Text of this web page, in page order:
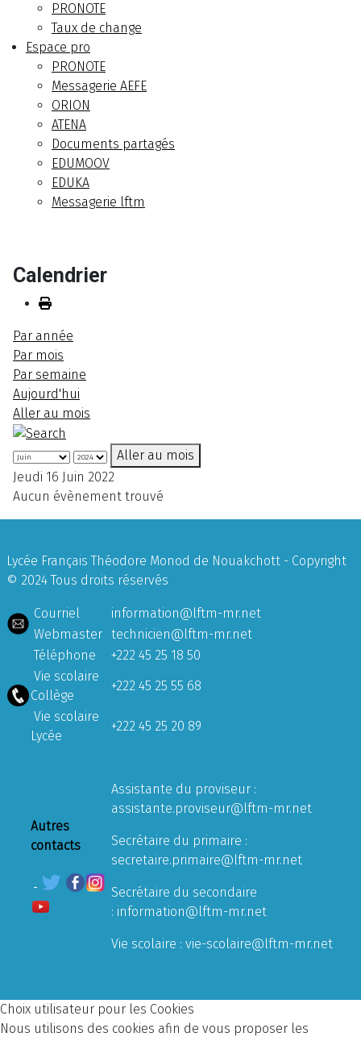
PRONOTE
Taux de change
Espace pro
PRONOTE
Messagerie AEFE
ORION
ATENA
Documents partagés
EDUMOOV
EDUKA
Messagerie lftm
Calendrier
Par année
Par mois
Par semaine
Aujourd'hui
Aller au mois
Aller au mois
Jeudi 16 Juin 2022
Aucun évènement trouvé
Lycée Français Théodore Monod de Nouakchott - Copyright
© 2024 Tous droits réservés
Courriel
information@lftm-mr.net
Webmaster technicien@lftm-mr.net
Téléphone
+222 45 25 18 50
Vie scolaire
Collège
+222 45 25 55 68
Vie scolaire
Lycée
+222 45 25 20 89
Autres
contacts
Assistante du proviseur :
assistante.proviseur@lftm-mr.net
Secrétaire du primaire :
secretaire.primaire@lftm-mr.net
Secrétaire du secondaire
: information@lftm-mr.net
Vie scolaire : vie-scolaire@lftm-mr.net
Choix utilisateur pour les Cookies
Nous utilisons des cookies afin de vous proposer les